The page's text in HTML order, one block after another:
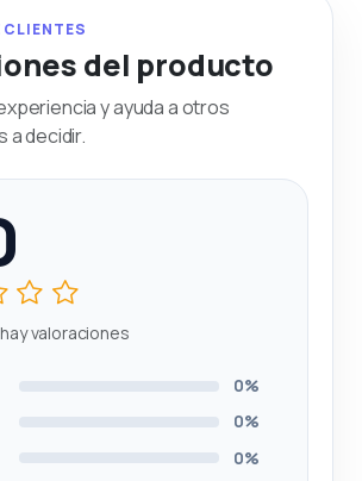
CLIENTES
del producto
y ayuda a otros
a decidir.
valoraciones
0%
0%
0%